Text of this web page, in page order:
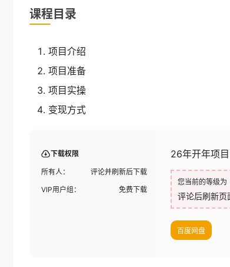
课程目录
项目介绍
项目准备
项目实操
变现方式
下载权限
所有人：
评论并刷新后下载
VIP用户组：
免费下载
26年开年项
您当前的等级为
评论后刷新页
百度网盘